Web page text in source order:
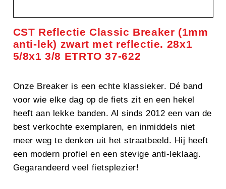
CST Reflectie Classic Breaker (1mm
anti-lek) zwart met reflectie. 28x1
5/8x1 3/8 ETRTO 37-622
Onze Breaker is een echte klassieker. Dé band
voor wie elke dag op de fiets zit en een hekel
heeft aan lekke banden. Al sinds 2012 een van de
best verkochte exemplaren, en inmiddels niet
meer weg te denken uit het straatbeeld. Hij heeft
een modern profiel en een stevige anti-leklaag.
Gegarandeerd veel fietsplezier!